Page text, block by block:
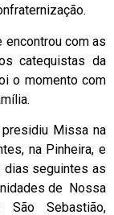
encontrou com as
catequistas da
o momento com
Missa na
na Pinheira, e
dias seguintes as
de Nossa
São Sebastião,